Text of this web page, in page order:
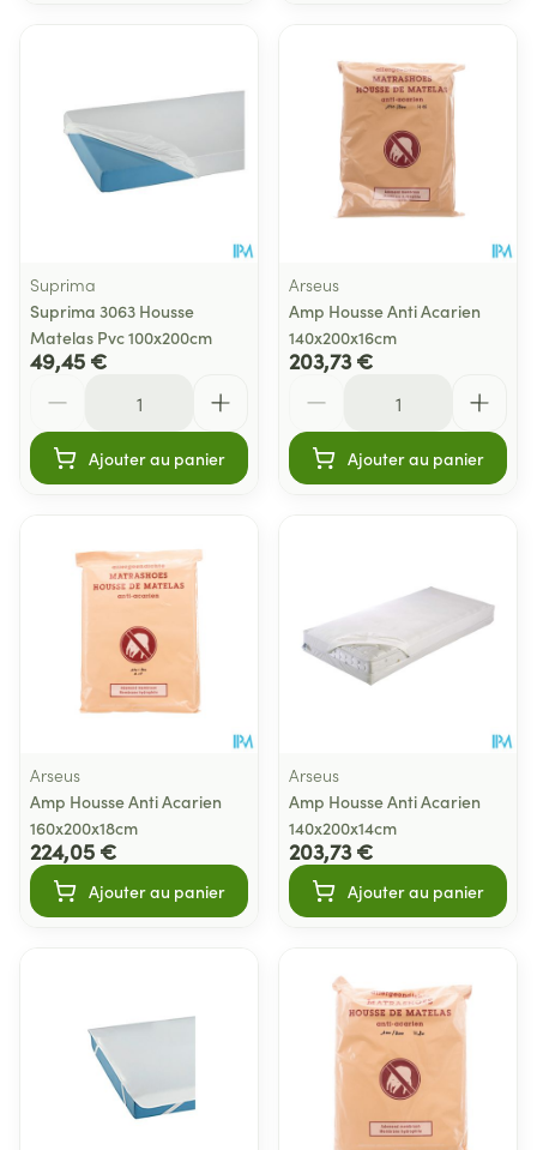
Suprima
Suprima 3063 Housse
Matelas Pvc 100x200cm
49,45 €
Ajouter au panier
Arseus
Amp Housse Anti Acarien
140x200x16cm
203,73 €
Ajouter au panier
Arseus
Amp Housse Anti Acarien
160x200x18cm
224,05 €
Ajouter au panier
Arseus
Amp Housse Anti Acarien
140x200x14cm
203,73 €
Ajouter au panier